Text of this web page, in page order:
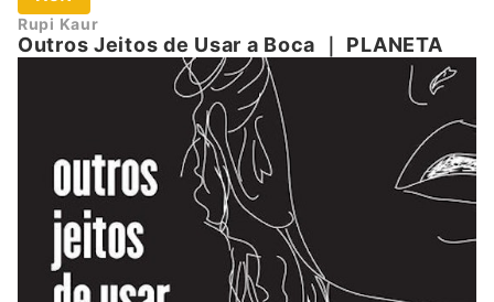
Rupi Kaur
Outros Jeitos de Usar a Boca PLANETA